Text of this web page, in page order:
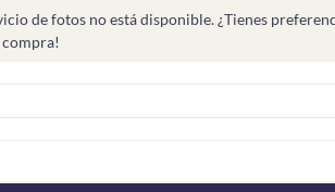
de fotos no está disponible. ¿Tienes
compra!